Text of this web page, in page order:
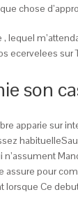
chose
lequel
ecervelees sur
son
apparie sur
assure pour
lorsque Ce